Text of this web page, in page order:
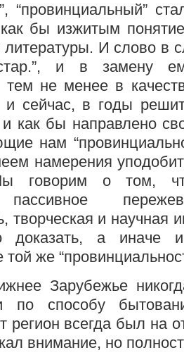
“провинциальный”
как бы изжитым
И слово в
и в замену
не менее в
и сейчас, в годы
как бы направлено
нам
намерения
говорим о том,
пассивное
творческая и научная
доказать, а иначе
же
Зарубежье
по способу
регион всегда был на
внимание, но